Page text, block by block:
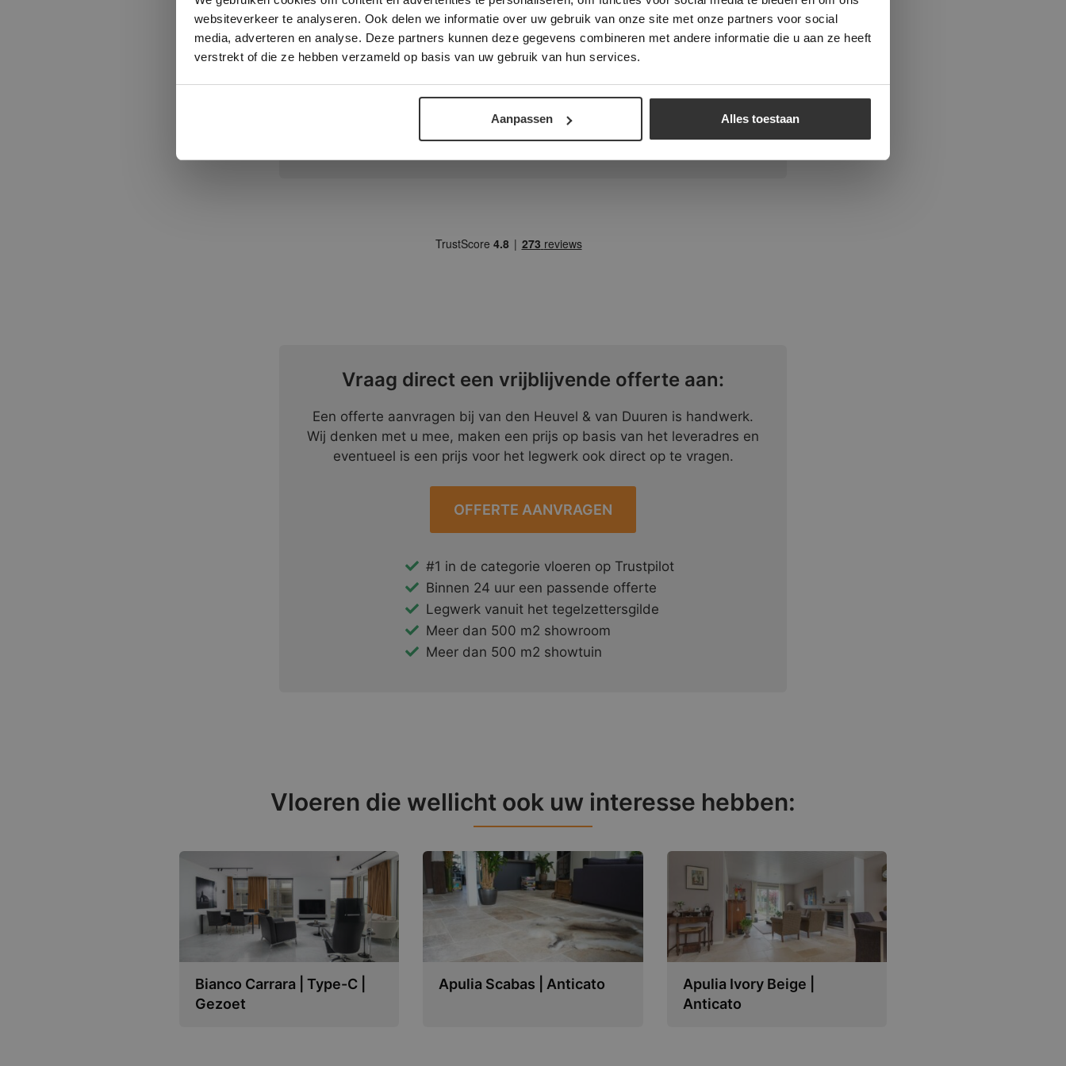
websiteverkeer te analyseren. Ook delen we informatie over uw gebruik van onze site met onze partners voor social
media, adverteren en analyse. Deze partners kunnen deze gegevens combineren met andere informatie die u aan ze heeft
verstrekt of die ze hebben verzameld op basis van uw gebruik van hun services.
Aanpassen Alles toestaan
Woonkamer, keuken, hal / gang, toilet, badkamer
Vraag direct een vrijblijvende
VRAAG NU EEN OFFERTE
Vraag direct een vrijblijvende offerte aan:
Een offerte aanvragen bij van den Heuvel & van Duuren is handwerk.
Wij denken met u mee, maken een prijs op basis van het leveradres en
eventueel is een prijs voor het legwerk ook direct op te vragen.
OFFERTE AANVRAGEN
#1 in de categorie vloeren op Trustpilot
Binnen 24 uur een passende offerte
Legwerk vanuit het tegelzettersgilde
Meer dan 500 m2 showroom
Meer dan 500 m2 showtuin
Vloeren die wellicht ook uw interesse hebben:
Bianco Carrara | Type-C |
Gezoet
Apulia Scabas | Anticato
Apulia Ivory Beige |
Anticato
ALLES ACCEPTEREN ALLES AFWIJZEN